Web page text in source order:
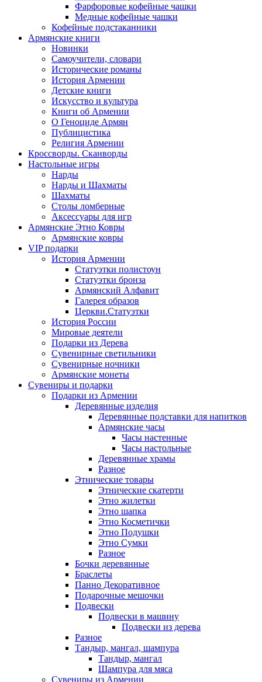
Фарфоровые кофейные чашки
Медные кофейные чашки
Кофейные подстаканники
Армянские книги
Новинки
Самоучители, словари
Исторические романы
История Армении
Детские книги
Иcкусство и культура
Книги об Армении
О Геноциде Армян
Публицистика
Религия Армении
Кроссворды. Сканворды
Настольные игры
Нарды
Нарды и Шахматы
Шахматы
Столы ломберные
Аксессуары для игр
Армянские Этно Ковры
Армянские ковры
VIP подарки
История Армении
Статуэтки полистоун
Статуэтки бронза
Армянский Алфавит
Галерея образов
Церкви.Статуэтки
История России
Мировые деятели
Подарки из Дерева
Сувенирные светильники
Сувенирные ночники
Армянские монеты
Сувениры и подарки
Подарки из Армении
Деревянные изделия
Деревянные подставки для напитков
Армянские часы
Часы настенные
Часы настольные
Деревянные храмы
Разное
Этнические товары
Этнические скатерти
Этно жилетки
Этно шапка
Этно Косметички
Этно Подушки
Этно Сумки
Разное
Бочки деревянные
Браслеты
Панно Декоративное
Подарочные мешочки
Подвески
Подвески в машину
Подвески из дерева
Разное
Тандыр, мангал, шампура
Тандыр, мангал
Шампура для мяса
Сувениры из Армении